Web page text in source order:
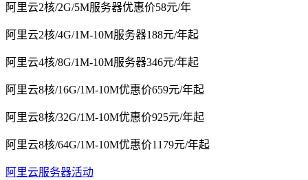
阿里云2核/2G/5M服务器优惠价58元/年
阿里云2核/4G/1M-10M服务器188元/年起
阿里云4核/8G/1M-10M服务器346元/年起
阿里云8核/16G/1M-10M优惠价659元/年起
阿里云8核/32G/1M-10M优惠价925元/年起
阿里云8核/64G/1M-10M优惠价1179元/年起
阿里云服务器活动